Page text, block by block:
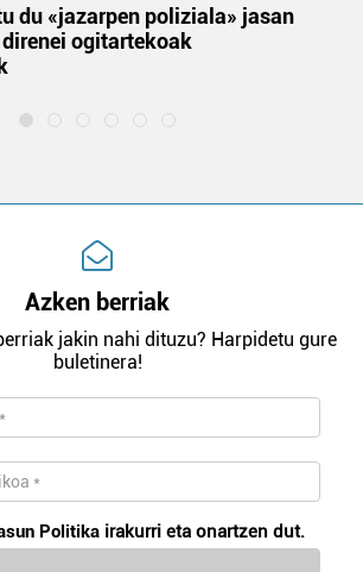
du «jazarpen poliziala» jasan
ogitartekoak
Azken berriak
jakin nahi dituzu? Harpidetu gure
buletinera!
Politika irakurri eta onartzen dut.